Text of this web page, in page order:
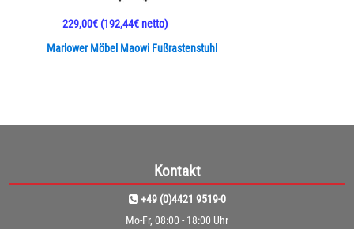
Marlower Möbel Maowi Fußrastenstuhl
229,00€(192,44€ netto)
Kontakt
+49 (0)4421 9519-0
Mo-Fr, 08:00 - 18:00 Uhr